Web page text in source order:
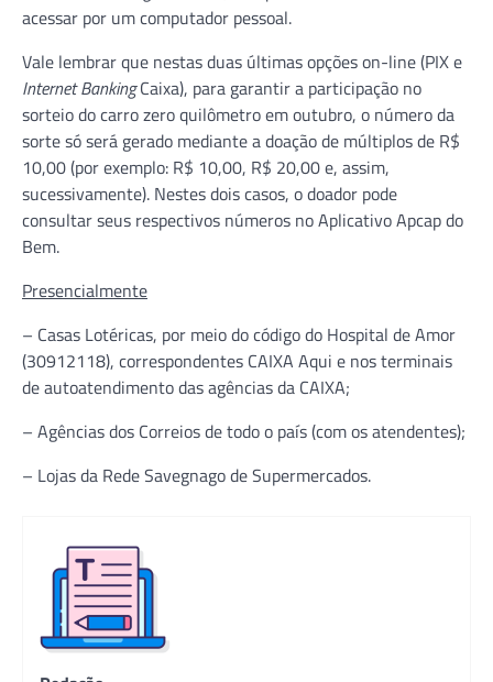
acessar por um computador pessoal.
Vale lembrar que nestas duas últimas opções on-line (PIX e
Internet BankingCaixa), para garantir a participação no
sorteio do carro zero quilômetro em outubro, o número da
sorte só será gerado mediante a doação de múltiplos de R$
10,00 (por exemplo: R$ 10,00, R$ 20,00 e, assim,
sucessivamente). Nestes dois casos, o doador pode
consultar seus respectivos números no Aplicativo Apcap do
Bem.
Presencialmente
– Casas Lotéricas, por meio do código do Hospital de Amor
(30912118), correspondentes CAIXA Aqui e nos terminais
de autoatendimento das agências da CAIXA;
– Agências dos Correios de todo o país (com os atendentes);
– Lojas da Rede Savegnago de Supermercados.